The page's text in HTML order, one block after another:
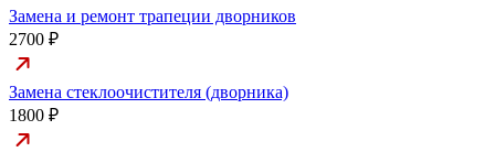
Замена и ремонт трапеции дворников
2700 ₽
Замена стеклоочистителя (дворника)
1800 ₽